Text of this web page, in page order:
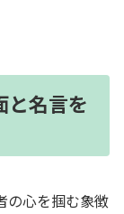
名言を
の心を掴む象徴